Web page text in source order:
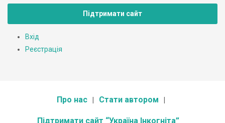
Підтримати сайт
Вхід
Реєстрація
Про нас Стати автором
Підтримати сайт “Україна Інкогніта”